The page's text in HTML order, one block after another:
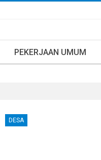
PEKERJAAN UMUM
DESA